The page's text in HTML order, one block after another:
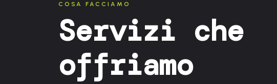
COSA FACCIAMO
Servizi che
offriamo